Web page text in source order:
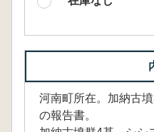
河南町所在。加納古
の報告書。